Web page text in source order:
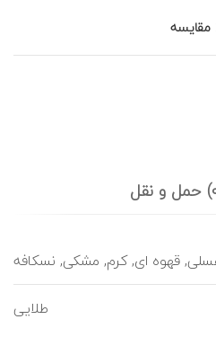
مقایسه
حمل و نقل
قهوه ای, کرم, مشکی, نسکافه
طلایی